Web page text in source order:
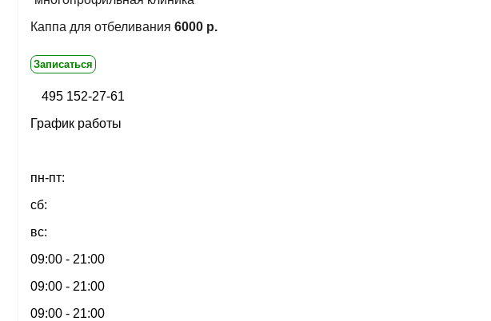
Каппа для отбеливания 6000 р.
Записаться
495 152-27-61
График работы
пн-пт:
сб:
вс:
09:00 - 21:00
09:00 - 21:00
09:00 - 21:00